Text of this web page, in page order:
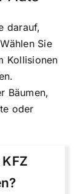
darauf,
Sie
Kollisionen
Bäumen,
oder